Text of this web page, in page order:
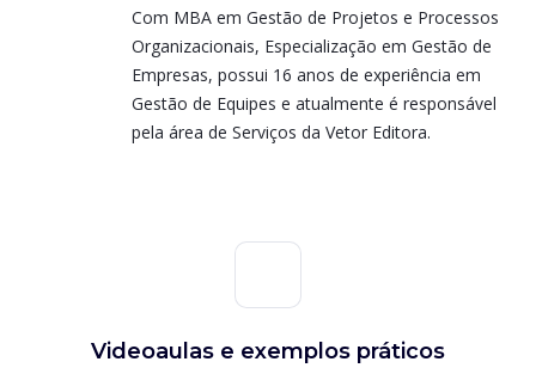
Com MBA em Gestão de Projetos e Processos
Organizacionais, Especialização em Gestão de
Empresas, possui 16 anos de experiência em
Gestão de Equipes e atualmente é responsável
pela área de Serviços da Vetor Editora.
Videoaulas e exemplos práticos